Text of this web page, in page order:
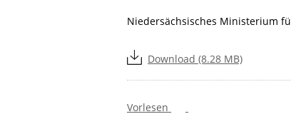
Niedersächsisches Ministerium
Download (8.28 MB)
Vorlesen